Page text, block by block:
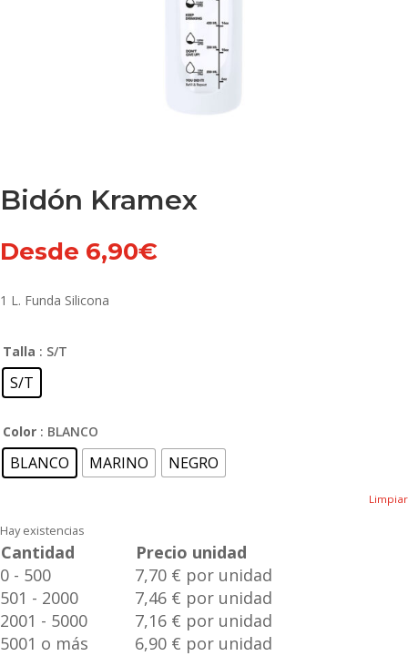
Bidón Kramex
Desde 6,90€
1 L. Funda Silicona
Talla : S/T
S/T
Color : BLANCO
BLANCO MARINO NEGRO
Limpiar
Hay existencias
Cantidad
Precio unidad
0 - 500
7,70 € por unidad
501 - 2000
7,46 € por unidad
2001 - 5000
7,16 € por unidad
5001 o más
6,90 € por unidad